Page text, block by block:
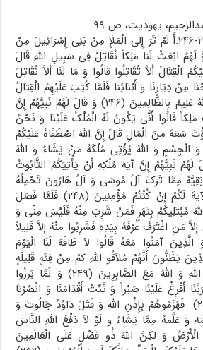
۲- سوره بقره، آیات ۲۵۲-۲۴۶:أَ لَمْ تَرَ إِلَى الْمَلَإِ مِنْ بَنِی إِسْرَائِیلَ مِنْ
لَهُمُ ابْعَثْ لَنَا مَلِکاً نُقَاتِلْ فِی سَبِیلِ اللَّهِ قَالَ
أَلاَّ تُقَاتِلُوا قَالُوا وَ مَا لَنَا أَلاَّ نُقَاتِلَ
مِنْ دِیَارِنَا وَ أَبْنَائِنَا فَلَمَّا کُتِبَ عَلَیْهِمُ الْقِتَالُ
تَوَلَّوْا إِلاَّ قَلِیلاً مِنْهُمْ وَ اللَّهُ عَلِیمٌ بِالظَّالِمِینَ‌ (۲۴۶) وَ قَالَ لَهُمْ نَبِیُّهُمْ إِنَّ
قَالُوا أَنَّى یَکُونُ لَهُ الْمُلْکُ عَلَیْنَا وَ نَحْنُ
سَعَهً مِنَ الْمَالِ قَالَ إِنَّ اللَّهَ اصْطَفَاهُ عَلَیْکُمْ
الْجِسْمِ وَ اللَّهُ یُؤْتِی مُلْکَهُ مَنْ یَشَاءُ وَ اللَّهُ
(۲۴۷) وَ قَالَ لَهُمْ نَبِیُّهُمْ إِنَّ آیَهَ مُلْکِهِ أَنْ یَأْتِیَکُمُ التَّابُوتُ
مِمَّا تَرَکَ آلُ مُوسَى وَ آلُ هَارُونَ تَحْمِلُهُ
الْمَلاَئِکَهُ إِنَّ فِی ذلِکَ لَآیَهً لَکُمْ إِنْ کُنْتُمْ مُؤْمِنِینَ‌ (۲۴۸) فَلَمَّا فَصَلَ
مُبْتَلِیکُمْ بِنَهَرٍ فَمَنْ شَرِبَ مِنْهُ فَلَیْسَ مِنِّی وَ
مَنِ اغْتَرَفَ غُرْفَهً بِیَدِهِ فَشَرِبُوا مِنْهُ إِلاَّ قَلِیلاً
آمَنُوا مَعَهُ قَالُوا لاَ طَاقَهَ لَنَا الْیَوْمَ
یَظُنُّونَ أَنَّهُمْ مُلاَقُو اللَّهِ کَمْ مِنْ فِئَهٍ قَلِیلَهٍ
غَلَبَتْ فِئَهً کَثِیرَهً بِإِذْنِ اللَّهِ وَ اللَّهُ مَعَ الصَّابِرِینَ‌ (۲۴۹) وَ لَمَّا بَرَزُوا
أَفْرِغْ عَلَیْنَا صَبْراً وَ ثَبِّتْ أَقْدَامَنَا وَ انْصُرْنَا
عَلَى الْقَوْمِ الْکَافِرِینَ‌ (۲۵۰) فَهَزَمُوهُمْ بِإِذْنِ اللَّهِ وَ قَتَلَ دَاوُدُ جَالُوتَ وَ
وَ عَلَّمَهُ مِمَّا یَشَاءُ وَ لَوْ لاَ دَفْعُ اللَّهِ النَّاسَ
وَ لکِنَّ اللَّهَ ذُو فَضْلٍ عَلَى الْعَالَمِینَ